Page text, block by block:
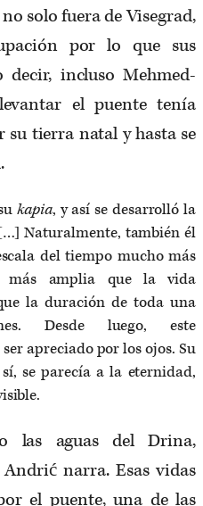
solo fuera de Visegrad,
por lo que sus
incluso Mehmed-
el puente tenía
su tierra natal y hasta se
kapia, y así se desarrolló la
Naturalmente, también él
del tiempo mucho más
más amplia que la vida
la duración de toda una
Desde luego, este
apreciado por los ojos. Su
se parecía a la eternidad,
las aguas del Drina,
narra. Esas vidas
el puente, una de las